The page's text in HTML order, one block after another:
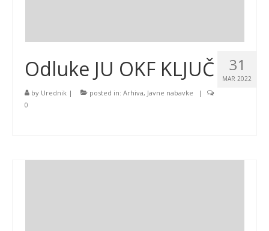
31
MAR 2022
Odluke JU OKF KLJUČ
by Urednik | posted in: Arhiva, Javne nabavke
|
0